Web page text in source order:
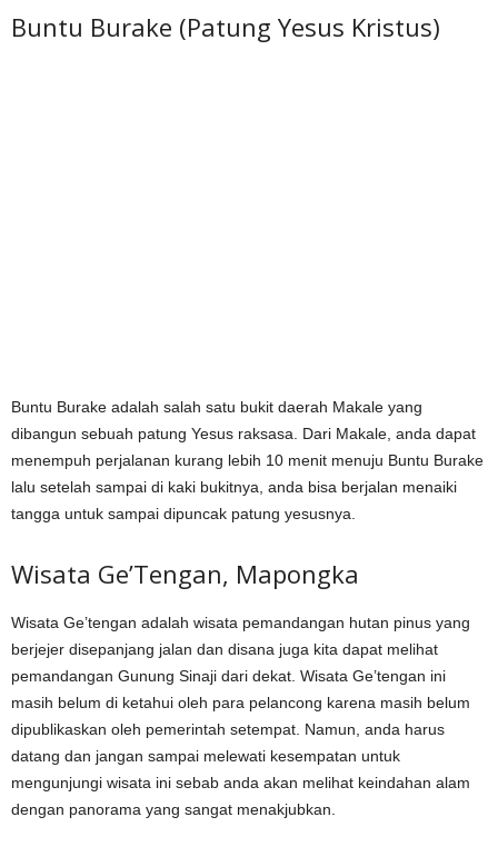
Buntu Burake (Patung Yesus Kristus)
Buntu Burake adalah salah satu bukit daerah Makale yang
dibangun sebuah patung Yesus raksasa. Dari Makale, anda dapat
menempuh perjalanan kurang lebih 10 menit menuju Buntu Burake
lalu setelah sampai di kaki bukitnya, anda bisa berjalan menaiki
tangga untuk sampai dipuncak patung yesusnya.
Wisata Ge’Tengan, Mapongka
Wisata Ge’tengan adalah wisata pemandangan hutan pinus yang
berjejer disepanjang jalan dan disana juga kita dapat melihat
pemandangan Gunung Sinaji dari dekat. Wisata Ge’tengan ini
masih belum di ketahui oleh para pelancong karena masih belum
dipublikaskan oleh pemerintah setempat. Namun, anda harus
datang dan jangan sampai melewati kesempatan untuk
mengunjungi wisata ini sebab anda akan melihat keindahan alam
dengan panorama yang sangat menakjubkan.